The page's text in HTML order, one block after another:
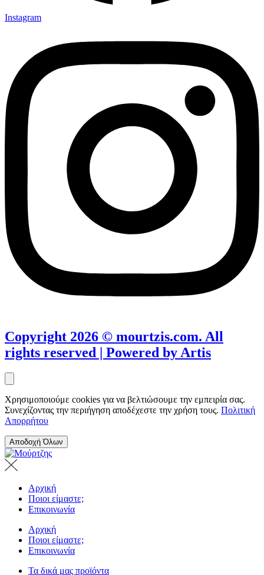
Instagram
Copyright 2026 © mourtzis.com. All
rights reserved | Powered by Artis
Χρησιμοποιούμε cookies για να βελτιώσουμε την εμπειρία σας.
Συνεχίζοντας την περιήγηση αποδέχεστε την χρήση τους. Πολιτική
Απορρήτου
Αποδοχή Όλων
Αρχική
Ποιοι είμαστε;
Επικοινωνία
Αρχική
Ποιοι είμαστε;
Επικοινωνία
Τα δικά μας προϊόντα